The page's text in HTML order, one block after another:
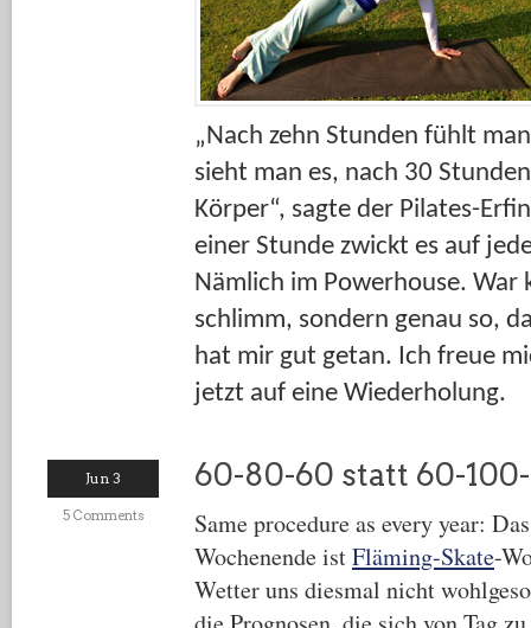
„Nach zehn Stunden fühlt
sieht man es, nach 30
Körper“, sagte der Pilates-
einer Stunde zwickt es auf
Nämlich im Powerhouse. War
schlimm, sondern genau so,
hat mir gut getan. Ich freue
jetzt auf eine Wiederholung.
Jun 3
5 Comments
60-80-60 statt 60-
Same procedure as every year:
Wochenende istFläming-Skate-
Wetter uns diesmal nicht